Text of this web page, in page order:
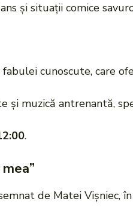
și situații comice
cunoscute, care
și muzică antrenantă,
.
de Matei Vișniec,